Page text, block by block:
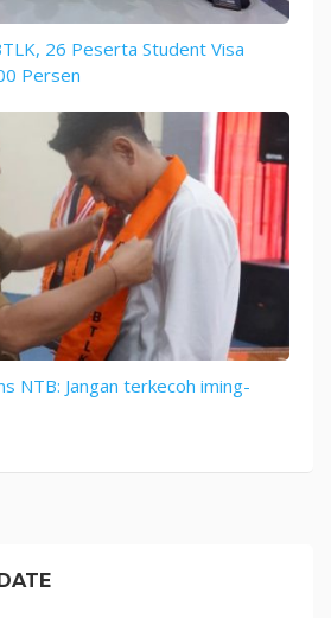
26 Peserta Student Visa
Persen
NTB: Jangan terkecoh iming-